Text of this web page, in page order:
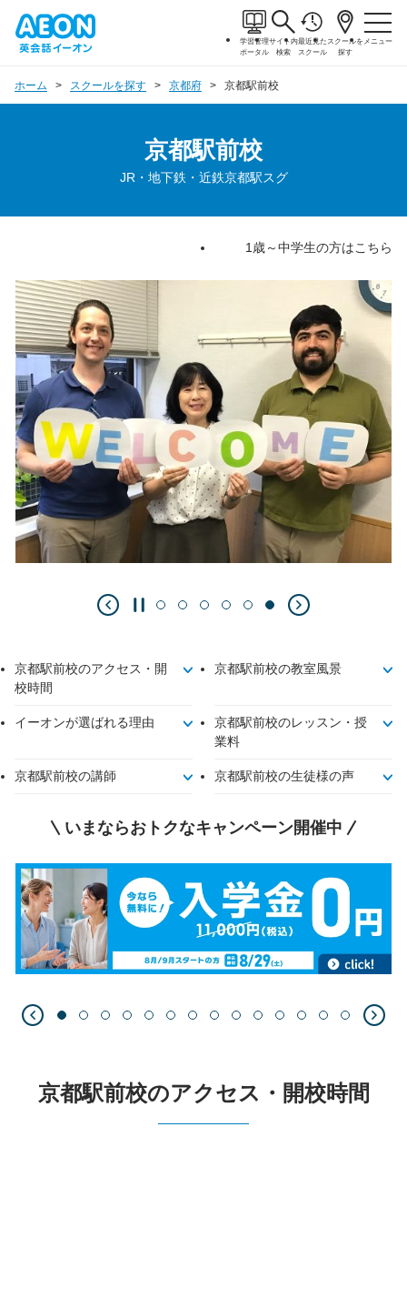
学習管理
ポータル
サイト内
検索
最近見た
スクール
スクールを
探す
メニュー
ホーム スクールを探す 京都府 京都駅前校
京都駅前校
JR・地下鉄・近鉄京都駅スグ
1歳～中学生の方はこちら
京都駅前校のアクセス・開
校時間
京都駅前校の教室風景
イーオンが選ばれる理由
京都駅前校のレッスン・授
業料
京都駅前校の講師 京都駅前校の生徒様の声
いまならおトクなキャンペーン開催中
京都駅前校のアクセス・開校時間